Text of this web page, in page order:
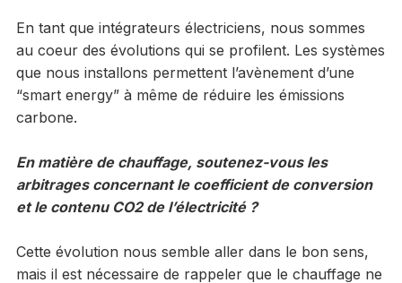
En tant que intégrateurs électriciens, nous sommes
au coeur des évolutions qui se profilent. Les systèmes
que nous installons permettent l’avènement d’une
“smart energy” à même de réduire les émissions
carbone.
En matière de chauffage, soutenez-vous les
arbitrages concernant le coefficient de conversion
et le contenu CO2 de l’électricité ?
Cette évolution nous semble aller dans le bon sens,
mais il est nécessaire de rappeler que le chauffage ne